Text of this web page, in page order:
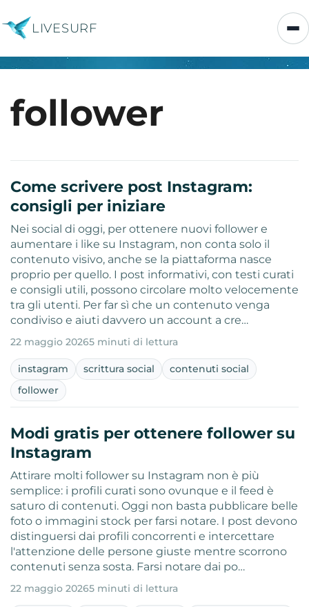
LIVESURF
follower
Come scrivere post Instagram:
consigli per iniziare
Nei social di oggi, per ottenere nuovi follower e
aumentare i like su Instagram, non conta solo il
contenuto visivo, anche se la piattaforma nasce
proprio per quello. I post informativi, con testi curati
e consigli utili, possono circolare molto velocemente
tra gli utenti. Per far sì che un contenuto venga
condiviso e aiuti davvero un account a cre…
22 maggio 20265 minuti di lettura
instagram scrittura social
contenuti social
follower
Modi gratis per ottenere follower su
Instagram
Attirare molti follower su Instagram non è più
semplice: i profili curati sono ovunque e il feed è
saturo di contenuti. Oggi non basta pubblicare belle
foto o immagini stock per farsi notare. I post devono
distinguersi dai profili concorrenti e intercettare
l'attenzione delle persone giuste mentre scorrono
contenuti senza sosta. Farsi notare dai po…
22 maggio 20265 minuti di lettura